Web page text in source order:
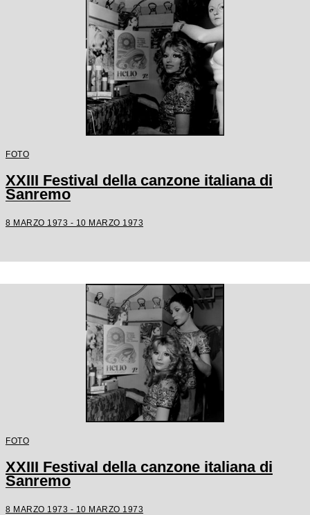
FOTO
XXIII Festival della canzone italiana di
Sanremo
8 MARZO 1973 - 10 MARZO 1973
FOTO
XXIII Festival della canzone italiana di
Sanremo
8 MARZO 1973 - 10 MARZO 1973